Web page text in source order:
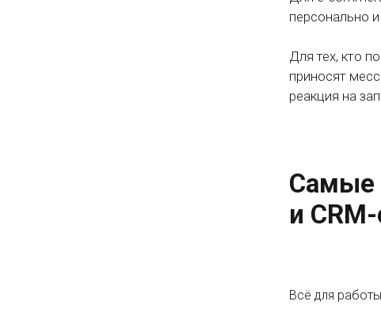
персонально
Для тех, кто
приносят
реакция на
Самые
и
Всё для